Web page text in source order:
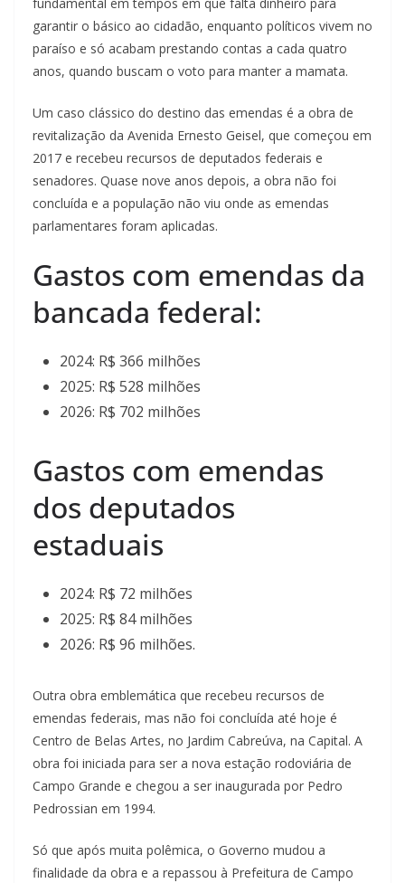
garantir o básico ao cidadão, enquanto políticos vivem no
paraíso e só acabam prestando contas a cada quatro
anos, quando buscam o voto para manter a mamata.
Um caso clássico do destino das emendas é a obra de
revitalização da Avenida Ernesto Geisel, que começou em
2017 e recebeu recursos de deputados federais e
senadores. Quase nove anos depois, a obra não foi
concluída e a população não viu onde as emendas
parlamentares foram aplicadas.
Gastos com emendas da
bancada federal:
2024: R$ 366 milhões
2025: R$ 528 milhões
2026: R$ 702 milhões
Gastos com emendas
dos deputados
estaduais
2024: R$ 72 milhões
2025: R$ 84 milhões
2026: R$ 96 milhões.
Outra obra emblemática que recebeu recursos de
emendas federais, mas não foi concluída até hoje é
Centro de Belas Artes, no Jardim Cabreúva, na Capital. A
obra foi iniciada para ser a nova estação rodoviária de
Campo Grande e chegou a ser inaugurada por Pedro
Pedrossian em 1994.
Só que após muita polêmica, o Governo mudou a
finalidade da obra e a repassou à Prefeitura de Campo